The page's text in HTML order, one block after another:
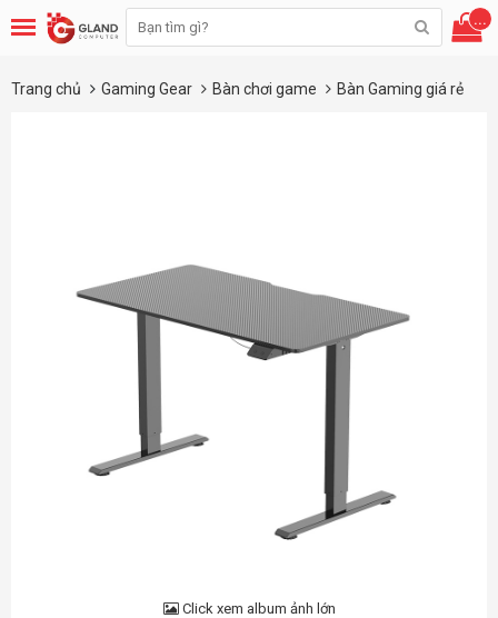
...
Trang chủ Gaming Gear Bàn chơi game Bàn Gaming giá rẻ
Click xem album ảnh lớn